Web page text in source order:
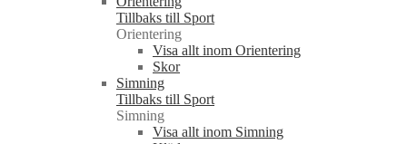
Tillbaks till Sport
Orientering
Visa allt inom Orientering
Skor
Simning
Tillbaks till Sport
Simning
Visa allt inom Simning